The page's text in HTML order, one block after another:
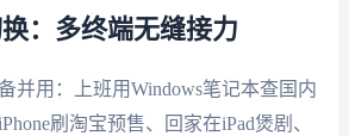
：多终端无缝接力
并用：上班用Windows笔记本查国内
刷淘宝预售、回家在iPad煲剧、